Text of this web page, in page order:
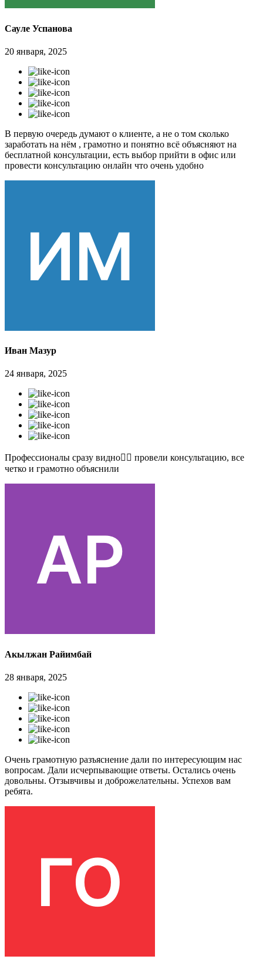
Сауле Успанова
20 января, 2025
В первую очередь думают о клиенте, а не о том сколько
заработать на нём , грамотно и понятно всё объясняют на
бесплатной консультации, есть выбор прийти в офис или
провести консультацию онлайн что очень удобно
Иван Мазур
24 января, 2025
Профессионалы сразу видно👍🏻 провели консультацию, все
четко и грамотно объяснили
Акылжан Райимбай
28 января, 2025
Очень грамотную разъяснение дали по интересующим нас
вопросам. Дали исчерпывающие ответы. Остались очень
довольны. Отзывчивы и доброжелательны. Успехов вам
ребята.